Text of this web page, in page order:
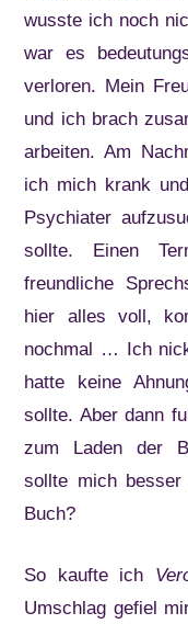
wusste ich noch
war es
verloren. Mein
und ich brach
arbeiten. Am
ich mich krank
Psychiater
sollte. Einen
freundliche
hier alles voll,
nochmal … Ich
hatte keine
sollte. Aber dann
zum Laden der
sollte mich
Buch?
So kaufte ich
Umschlag gefiel